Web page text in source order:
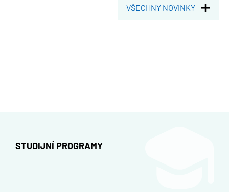
VŠECHNY NOVINKY
STUDIJNÍ PROGRAMY